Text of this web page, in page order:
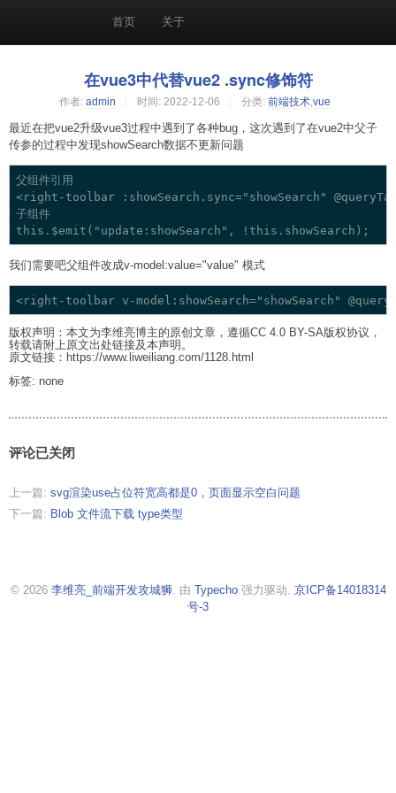
首页 关于
在vue3中代替vue2 .sync修饰符
作者: admin 时间: 2022-12-06 分类: 前端技术,vue
最近在把vue2升级vue3过程中遇到了各种bug，这次遇到了在vue2中父子
传参的过程中发现showSearch数据不更新问题
父组件引用
<right-toolbar :showSearch.sync="showSearch"
子组件
我们需要吧父组件改成v-model:value="value" 模式
<right-toolbar v-model:showSearch="showSearch"
版权声明：本文为李维亮博主的原创文章，遵循CC 4.0 BY-SA版权协议，
转载请附上原文出处链接及本声明。
原文链接：https://www.liweiliang.com/1128.html
标签: none
评论已关闭
上一篇: svg渲染use占位符宽高都是0，页面显示空白问题
下一篇: Blob 文件流下载 type类型
© 2026 李维亮_前端开发攻城狮. 由 Typecho强力驱动. 京ICP备14018314
号-3